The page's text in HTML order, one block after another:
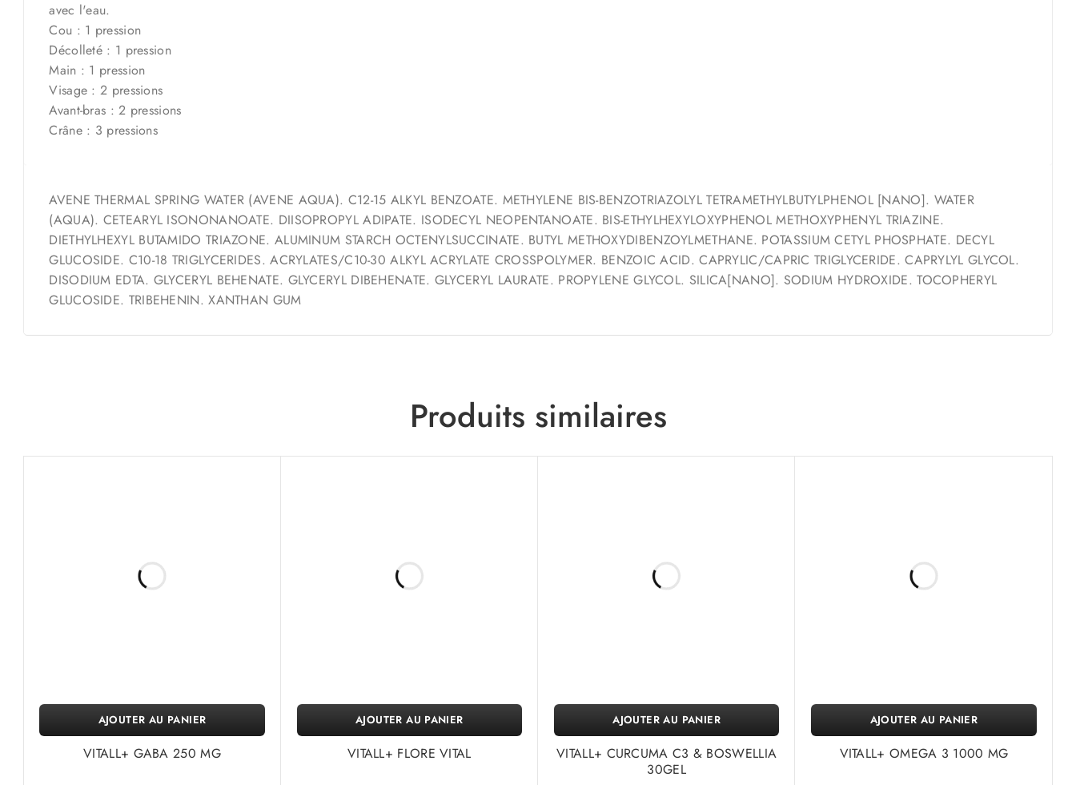
avec l'eau.
Cou : 1 pression
Décolleté : 1 pression
Main : 1 pression
Visage : 2 pressions
Avant-bras : 2 pressions
Crâne : 3 pressions
AVENE THERMAL SPRING WATER (AVENE AQUA). C12-15 ALKYL BENZOATE. METHYLENE BIS-BENZOTRIAZOLYL TETRAMETHYLBUTYLPHENOL [NANO]. WATER
(AQUA). CETEARYL ISONONANOATE. DIISOPROPYL ADIPATE. ISODECYL NEOPENTANOATE. BIS-ETHYLHEXYLOXYPHENOL METHOXYPHENYL TRIAZINE.
DIETHYLHEXYL BUTAMIDO TRIAZONE. ALUMINUM STARCH OCTENYLSUCCINATE. BUTYL METHOXYDIBENZOYLMETHANE. POTASSIUM CETYL PHOSPHATE. DECYL
GLUCOSIDE. C10-18 TRIGLYCERIDES. ACRYLATES/C10-30 ALKYL ACRYLATE CROSSPOLYMER. BENZOIC ACID. CAPRYLIC/CAPRIC TRIGLYCERIDE. CAPRYLYL GLYCOL.
DISODIUM EDTA. GLYCERYL BEHENATE. GLYCERYL DIBEHENATE. GLYCERYL LAURATE. PROPYLENE GLYCOL. SILICA[NANO]. SODIUM HYDROXIDE. TOCOPHERYL
GLUCOSIDE. TRIBEHENIN. XANTHAN GUM
Produits similaires
VITALL+ GABA 250 MG
AJOUTER AU PANIER
VITALL+ FLORE VITAL
AJOUTER AU PANIER
VITALL+ CURCUMA C3 & BOSWELLIA
30GEL
AJOUTER AU PANIER
VITALL+ OMEGA 3 1000 MG
AJOUTER AU PANIER